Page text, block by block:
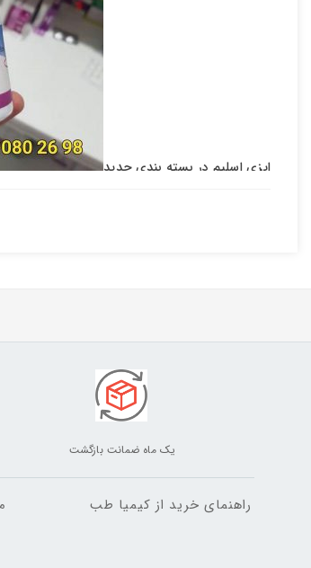
ایزی اسلیم در بسته بندی جدید
کپسول لاغری ایزی اسلیم فعالیت متابولیک
ایزی اسلیم اشتها شما را کاهش میدهد
این محصول اشتها شما را قطع کرده و بدنتان را
تذکر:افرادی که ناراحتی قلبی،فشار خون
یک ماه ضمانت بازگشت
راهنمای خرید از کیمیا طب